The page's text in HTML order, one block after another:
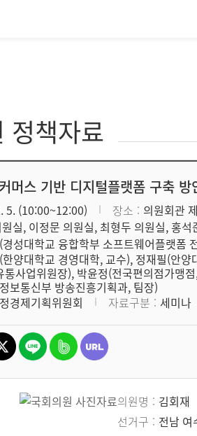
정책자료
머스 기반 디지털플랫폼 구축 방
5. (10:00~12:00) 장소
의원회관
실, 이정문 의원실, 최형두 의원실, 홍석
성대학교 융합학부 소프트웨어플랫폼
양대학교 경영대학, 교수), 정재필(안
통사업위원장), 박윤정(전국편의점가맹
보통신부 방송진흥기획과, 팀장)
경제기획위원회 자료구분 세미나
의원명 김회재
선거구
전남 여